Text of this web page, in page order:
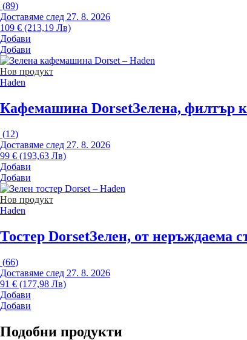
(89)
Доставяме след 27. 8. 2026
109 € (213,19 Лв)
Добави
Добави
Нов продукт
Haden
Кафемашина DorsetЗелена, филтър
(12)
Доставяме след 27. 8. 2026
99 € (193,63 Лв)
Добави
Добави
Нов продукт
Haden
Тостер DorsetЗелен, от неръждаема
(66)
Доставяме след 27. 8. 2026
91 € (177,98 Лв)
Добави
Добави
Подобни продукти